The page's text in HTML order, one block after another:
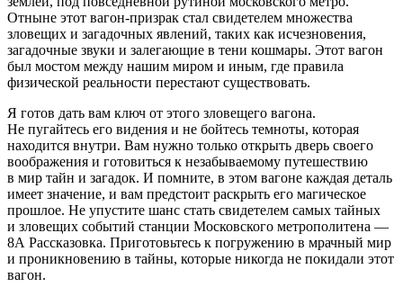
Отныне этот вагон-призрак стал свидетелем множества
зловещих и загадочных явлений, таких как исчезновения,
загадочные звуки и залегающие в тени кошмары. Этот вагон
был мостом между нашим миром и иным, где правила
физической реальности перестают существовать.
Я готов дать вам ключ от этого зловещего вагона.
Не пугайтесь его видения и не бойтесь темноты, которая
находится внутри. Вам нужно только открыть дверь своего
воображения и готовиться к незабываемому путешествию
в мир тайн и загадок. И помните, в этом вагоне каждая деталь
имеет значение, и вам предстоит раскрыть его магическое
прошлое. Не упустите шанс стать свидетелем самых тайных
и зловещих событий станции Московского метрополитена —
8А Рассказовка. Приготовьтесь к погружению в мрачный мир
и проникновению в тайны, которые никогда не покидали этот
вагон.